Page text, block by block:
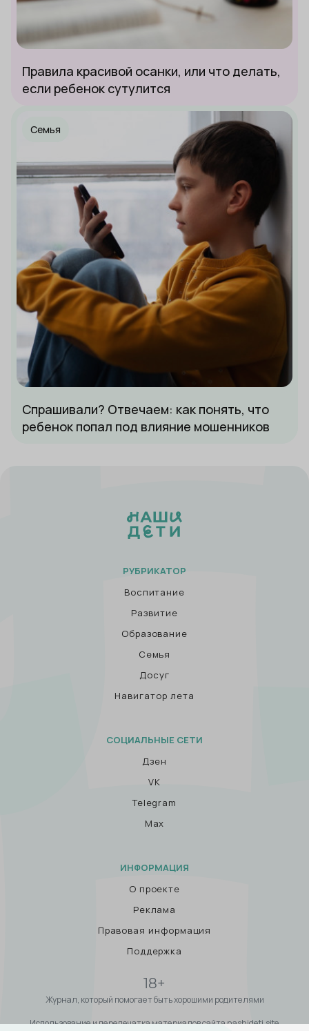
Правила красивой осанки, или что делать,
если ребенок сутулится
Семья
Спрашивали? Отвечаем: как понять, что
ребенок попал под влияние мошенников
РУБРИКАТОР
Воспитание
Развитие
Образование
Семья
Досуг
Навигатор лета
СОЦИАЛЬНЫЕ СЕТИ
Дзен
VK
Telegram
Max
ИНФОРМАЦИЯ
О проекте
Реклама
Правовая информация
Поддержка
18+
Журнал, который помогает быть хорошими родителями
Использование и перепечатка материалов сайта nashideti.site